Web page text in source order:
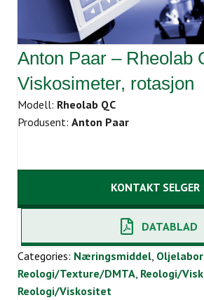
Anton Paar – Rheolab
Viskosimeter, rotasjon
Modell: Rheolab QC
Produsent: Anton Paar
KONTAKT SELGER
DATABLAD
Categories: Næringsmiddel
Reologi/Texture/DMTA Reologi/
Reologi/Viskositet